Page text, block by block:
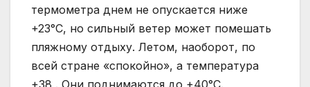
термометра днем ​​не опускается ниже
+23°С, но сильный ветер может помешать
пляжному отдыху. Летом, наоборот, по
всей стране «спокойно», а температура
+38 . Они поднимаются до +40°С.